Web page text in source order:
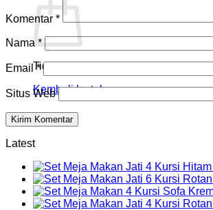
Tidak ada produk di keranjang.
Kembali ke toko
Komentar *
Nama *
Email*
Situs Web
Latest